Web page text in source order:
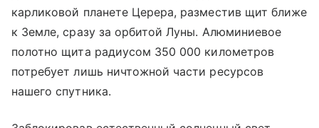
карликовой планете Церера, разместив щит ближе
к Земле, сразу за орбитой Луны. Алюминиевое
полотно щита радиусом 350 000 километров
потребует лишь ничтожной части ресурсов
нашего спутника.